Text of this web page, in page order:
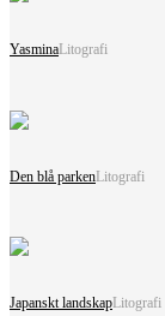
YasminaLitografi
Den blå parkenLitografi
Japanskt landskapLitografi